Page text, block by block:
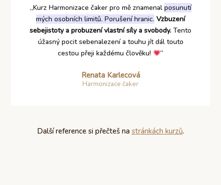
„Kurz Harmonizace čaker pro mě znamenal posunutí
mých osobních limitů. Porušení hranic. Vzbuzení
sebejistoty a probuzení vlastní síly a svobody. Tento
úžasný pocit sebenalezení a touhu jít dál touto
cestou přeji každému člověku!
“
Renata Karlecová
Harmonizace čaker
Další reference si přečteš na stránkách kurzů.